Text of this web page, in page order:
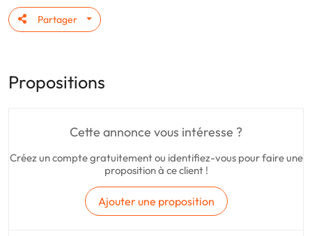
Partager
Propositions
Cette annonce vous intéresse ?
Créez un compte gratuitement ou identifiez-vous pour faire une
proposition à ce client !
Ajouter une proposition